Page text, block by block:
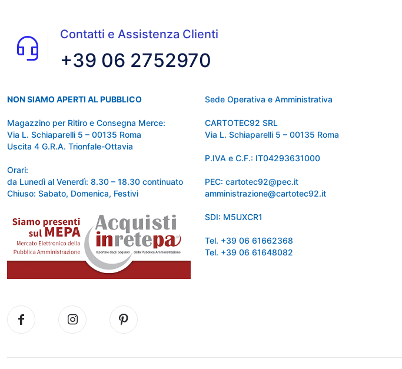
Contatti e Assistenza Clienti
+39 06 2752970
NON SIAMO APERTI AL PUBBLICO
Magazzino per Ritiro e Consegna Merce:
Via L. Schiaparelli 5 – 00135 Roma
Uscita 4 G.R.A. Trionfale-Ottavia
Orari:
da Lunedì al Venerdì: 8.30 – 18.30 continuato
Chiuso: Sabato, Domenica, Festivi
Sede Operativa e Amministrativa
CARTOTEC92 SRL
Via L. Schiaparelli 5 – 00135 Roma
P.IVA e C.F.: IT04293631000
PEC: cartotec92@pec.it
amministrazione@cartotec92.it
SDI: M5UXCR1
Tel. +39 06 61662368
Tel. +39 06 61648082